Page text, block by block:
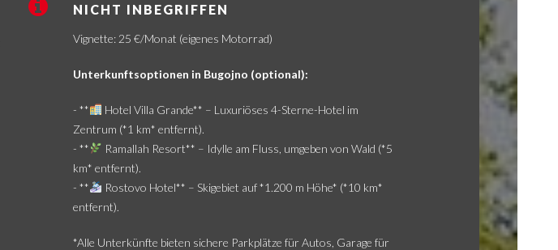
NICHT INBEGRIFFEN
Vignette: 25 €/Monat (eigenes Motorrad)
Unterkunftsoptionen in Bugojno (optional):
- **
Hotel Villa Grande** – Luxuriöses 4-Sterne-Hotel im
Zentrum (*1 km* entfernt).
- **
Ramallah Resort** – Idylle am Fluss, umgeben von Wald (*5
km* entfernt).
- **
Rostovo Hotel** – Skigebiet auf *1.200 m Höhe* (*10 km*
entfernt).
*Alle Unterkünfte bieten sichere Parkplätze für Autos, Garage für